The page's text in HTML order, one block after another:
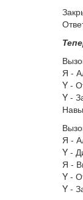
Я -
Y -
Y -
Я -
Y -
Я -
Y -
Y -